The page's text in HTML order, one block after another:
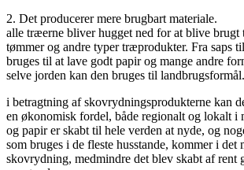
2. Det producerer mere brugbart materiale.
alle træerne bliver hugget ned for at blive
tømmer og andre typer træprodukter. Fra saps
bruges til at lave godt papir og mange andre
selve jorden kan den bruges til landbrugsformål.
i betragtning af skovrydningsprodukterne kan
en økonomisk fordel, både regionalt og lokalt
og papir er skabt til hele verden at nyde, og
som bruges i de fleste husstande, kommer i det
skovrydning, medmindre det blev skabt af rent